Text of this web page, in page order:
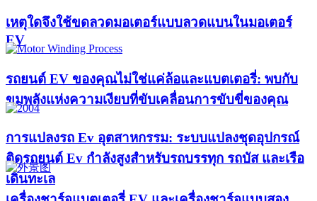
เหตุใดจึงใช้ขดลวดมอเตอร์แบบลวดแบนในมอเตอร์
EV
รถยนต์ EV ของคุณไม่ใช่แค่ล้อและแบตเตอรี่: พบกับ
ขุมพลังแห่งความเงียบที่ขับเคลื่อนการขับขี่ของคุณ
การแปลงรถ Ev อุตสาหกรรม: ระบบแปลงชุดอุปกรณ์
ติดรถยนต์ Ev กำลังสูงสำหรับรถบรรทุก รถบัส และเรือ
เดินทะเล